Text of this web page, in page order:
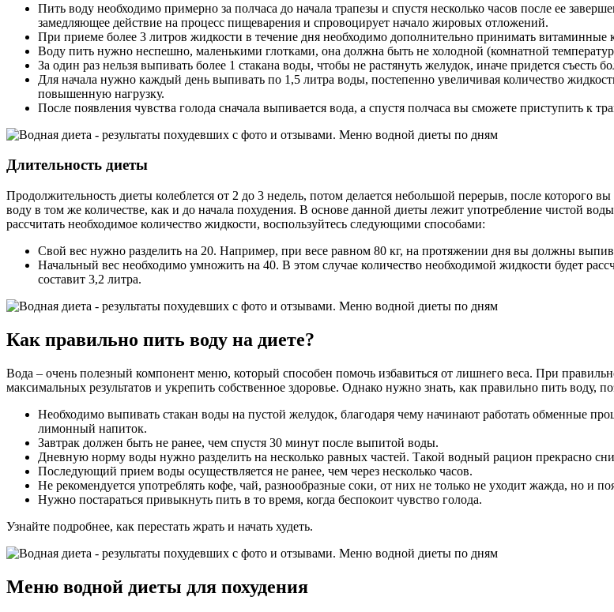
Пить воду необходимо примерно за полчаса до начала трапезы и спустя несколько часов после ее
замедляющее действие на процесс пищеварения и спровоцирует начало жировых отложений.
При приеме более 3 литров жидкости в течение дня необходимо дополнительно принимать витаминные
Воду пить нужно неспешно, маленькими глотками, она должна быть не холодной (комнатной
За один раз нельзя выпивать более 1 стакана воды, чтобы не растянуть желудок, иначе придется съесть
Для начала нужно каждый день выпивать по 1,5 литра воды, постепенно увеличивая количество
повышенную нагрузку.
После появления чувства голода сначала выпивается вода, а спустя полчаса вы сможете приступить к
Длительность диеты
Продолжительность диеты колеблется от 2 до 3 недель, потом делается небольшой перерыв, после которого
воду в том же количестве, как и до начала похудения. В основе данной диеты лежит употребление чистой
рассчитать необходимое количество жидкости, воспользуйтесь следующими способами:
Свой вес нужно разделить на 20. Например, при весе равном 80 кг, на протяжении дня вы должны
Начальный вес необходимо умножить на 40. В этом случае количество необходимой жидкости будет
составит 3,2 литра.
Как правильно пить воду на диете?
Вода – очень полезный компонент меню, который способен помочь избавиться от лишнего веса. При
максимальных результатов и укрепить собственное здоровье. Однако нужно знать, как правильно пить воду,
Необходимо выпивать стакан воды на пустой желудок, благодаря чему начинают работать обменные
лимонный напиток.
Завтрак должен быть не ранее, чем спустя 30 минут после выпитой воды.
Дневную норму воды нужно разделить на несколько равных частей. Такой водный рацион прекрасно
Последующий прием воды осуществляется не ранее, чем через несколько часов.
Не рекомендуется употреблять кофе, чай, разнообразные соки, от них не только не уходит жажда, но и
Нужно постараться привыкнуть пить в то время, когда беспокоит чувство голода.
Узнайте подробнее, как перестать жрать и начать худеть.
Меню водной диеты для похудения